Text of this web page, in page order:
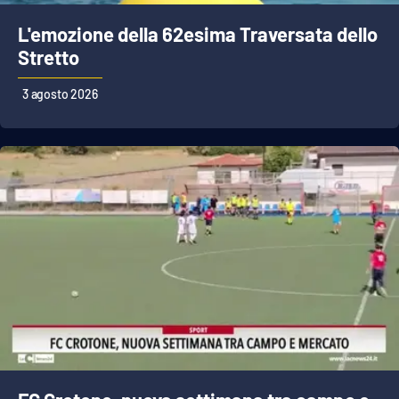
L'emozione della 62esima Traversata dello
Stretto
3 agosto 2026